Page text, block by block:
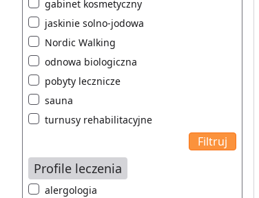
gabinet kosmetyczny
jaskinie solno-jodowa
Nordic Walking
odnowa biologiczna
pobyty lecznicze
sauna
turnusy rehabilitacyjne
Profile leczenia
alergologia